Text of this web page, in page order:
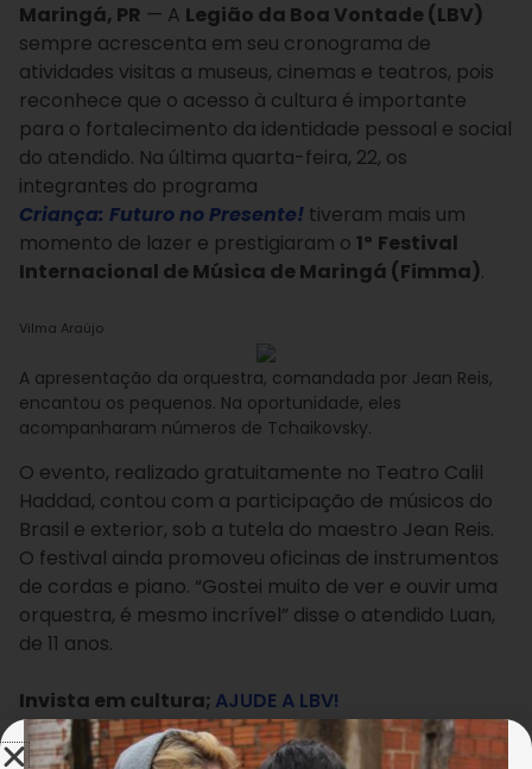
Maringá, PR — A Legião da Boa Vontade (LBV)
sempre acrescenta em seu cronograma de
atividades visitas a museus, cinemas e teatros, pois
reconhece que o acesso à cultura é importante
para o fortalecimento da identidade pessoal e social
do atendido. Na última quarta-feira, 22, os
integrantes do programa
Criança: Futuro no Presente! tiveram mais um
momento de lazer e prestigiaram o 1º Festival
Internacional de Música de Maringá (Fimma).
Vilma Araújo
A apresentação da orquestra, comandada por Jean Reis,
encantou os pequenos. Na oportunidade, eles
acompanharam números de Tchaikovsky.
O evento, realizado gratuitamente no Teatro Calil
Haddad, contou com a participação de músicos do
Brasil e exterior, sob a tutela do maestro Jean Reis.
O festival ainda promoveu oficinas de instrumentos
de cordas e piano. “Gostei muito de ver e ouvir uma
orquestra, é mesmo incrível” disse o atendido Luan,
de 11 anos.
Invista em cultura; AJUDE A LBV!
Ao final da apresentação, o maestro fez questão de